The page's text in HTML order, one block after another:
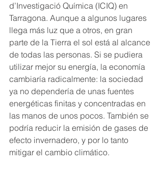
d’Investigació Química (ICIQ) en
Tarragona. Aunque a algunos lugares
llega más luz que a otros, en gran
parte de la Tierra el sol está al alcance
de todas las personas. Si se pudiera
utilizar mejor su energía, la economía
cambiaría radicalmente: la sociedad
ya no dependería de unas fuentes
energéticas finitas y concentradas en
las manos de unos pocos. También se
podría reducir la emisión de gases de
efecto invernadero, y por lo tanto
mitigar el cambio climático.